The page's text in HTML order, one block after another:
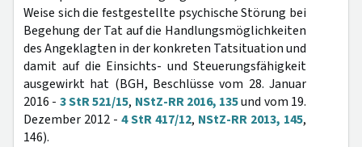
Weise sich die festgestellte psychische Störung bei
Begehung der Tat auf die Handlungsmöglichkeiten
des Angeklagten in der konkreten Tatsituation und
damit auf die Einsichts- und Steuerungsfähigkeit
ausgewirkt hat (BGH, Beschlüsse vom 28. Januar
2016 - 3 StR 521/15, NStZ-RR 2016, 135und vom 19.
Dezember 2012 - 4 StR 417/12, NStZ-RR 2013, 145,
146).